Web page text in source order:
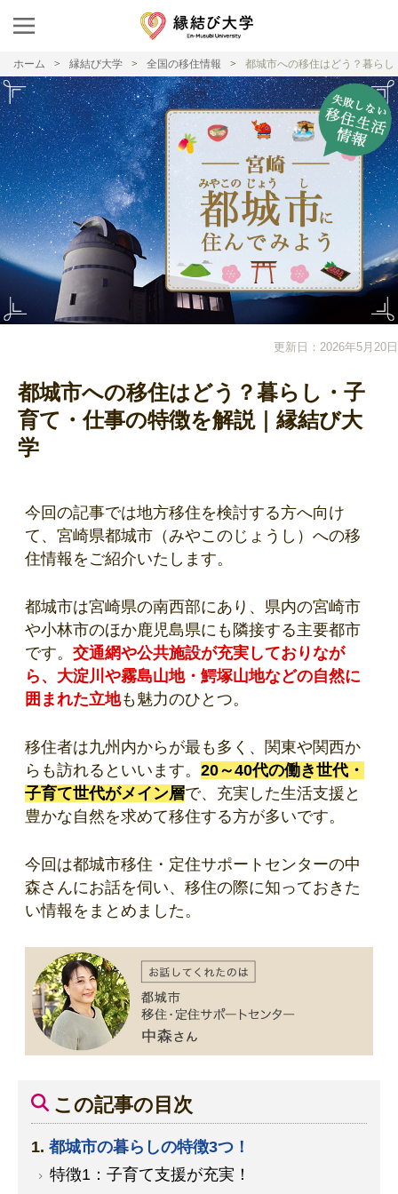
ホーム 縁結び大学 全国の移住情報 都城市への移住はどう？暮ら
更新日：2026年5月20日
都城市への移住はどう？暮らし・子
育て・仕事の特徴を解説｜縁結び大
学
今回の記事では地方移住を検討する方へ向け
て、宮崎県都城市（みやこのじょうし）への移
住情報をご紹介いたします。
都城市は宮崎県の南西部にあり、県内の宮崎市
や小林市のほか鹿児島県にも隣接する主要都市
です。 交通網や公共施設が充実しておりなが
ら、大淀川や霧島山地・鰐塚山地などの自然に
囲まれた立地も魅力のひとつ。
移住者は九州内からが最も多く、関東や関西か
らも訪れるといいます。 20～40代の働き世代・
子育て世代がメイン層で、充実した生活支援と
豊かな自然を求めて移住する方が多いです。
今回は都城市移住・定住サポートセンターの中
森さんにお話を伺い、移住の際に知っておきた
い情報をまとめました。
この記事の目次
都城市の暮らしの特徴3つ！
特徴1：子育て支援が充実！